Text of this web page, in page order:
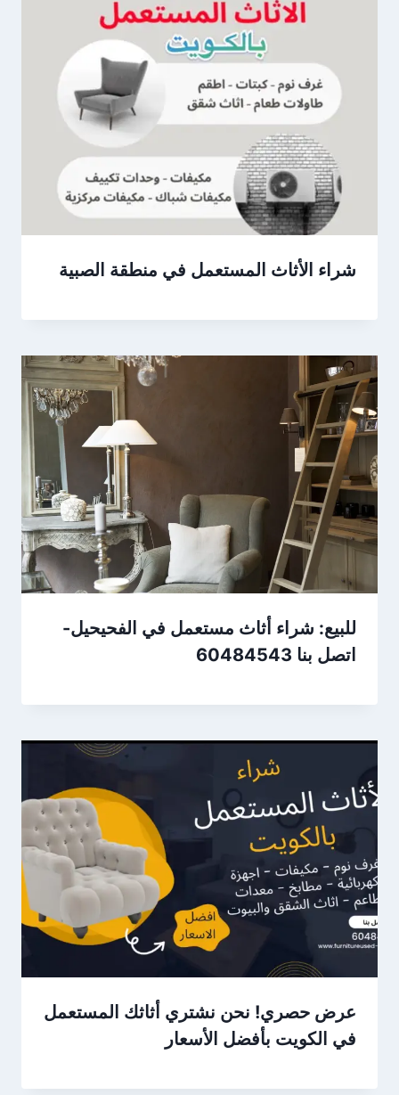
شراء الأثاث المستعمل في منطقة الصبية
للبيع: شراء أثاث مستعمل في الفحيحيل-
اتصل بنا 60484543
عرض حصري! نحن نشتري أثاثك المستعمل
في الكويت بأفضل الأسعار